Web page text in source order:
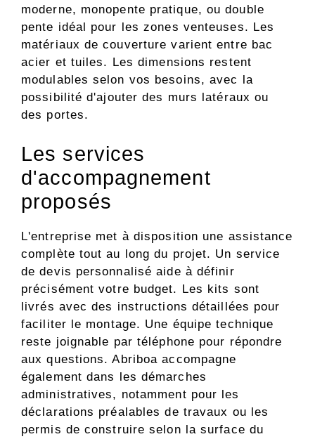
moderne, monopente pratique, ou double
pente idéal pour les zones venteuses. Les
matériaux de couverture varient entre bac
acier et tuiles. Les dimensions restent
modulables selon vos besoins, avec la
possibilité d'ajouter des murs latéraux ou
des portes.
Les services
d'accompagnement
proposés
L'entreprise met à disposition une assistance
complète tout au long du projet. Un service
de devis personnalisé aide à définir
précisément votre budget. Les kits sont
livrés avec des instructions détaillées pour
faciliter le montage. Une équipe technique
reste joignable par téléphone pour répondre
aux questions. Abriboa accompagne
également dans les démarches
administratives, notamment pour les
déclarations préalables de travaux ou les
permis de construire selon la surface du